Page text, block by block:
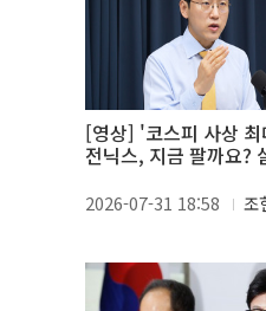
[영상] '코스피 사상
전닉스, 지금 팔까요?
2026-07-31 18:58 조